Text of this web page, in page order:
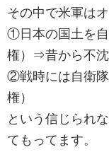
その中で米軍は
①日本の国土を
権）⇒昔から不沈
②戦時には自衛
権）
という信じられ
てもってます。